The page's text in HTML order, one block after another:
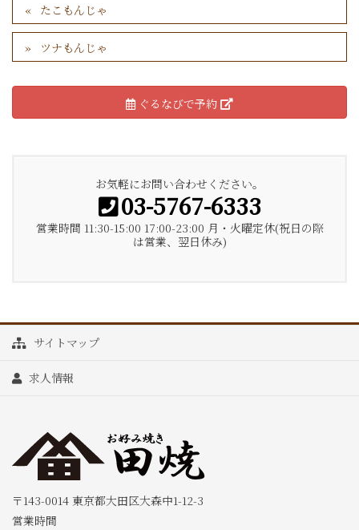
たこもんじゃ
ツナもんじゃ
ぐるなびで予約
お気軽にお問い合わせください。
03-5767-6333
営業時間 11:30-15:00 17:00-23:00 月・火曜定休(祝日の際
は営業、翌日休み)
サイトマップ
求人情報
〒143-0014 東京都大田区大森中1-12-3
営業時間